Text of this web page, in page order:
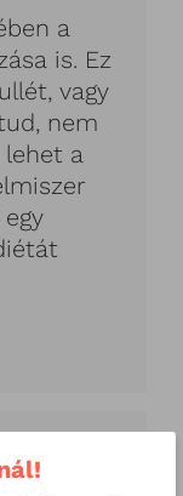
a
is. Ez
vagy
nem
a